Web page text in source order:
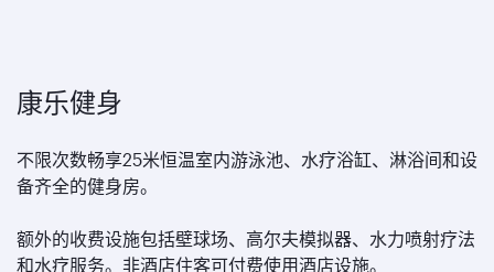
康乐健身
不限次数畅享25米恒温室内游泳池、水疗浴缸、淋浴间和设
备齐全的健身房。
额外的收费设施包括壁球场、高尔夫模拟器、水力喷射疗法
和水疗服务。非酒店住客可付费使用酒店设施。